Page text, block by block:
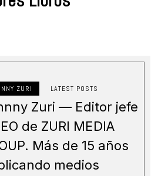
ZURI LATEST POSTS
Zuri — Editor jefe
de ZURI MEDIA
Más de 15 años
medios